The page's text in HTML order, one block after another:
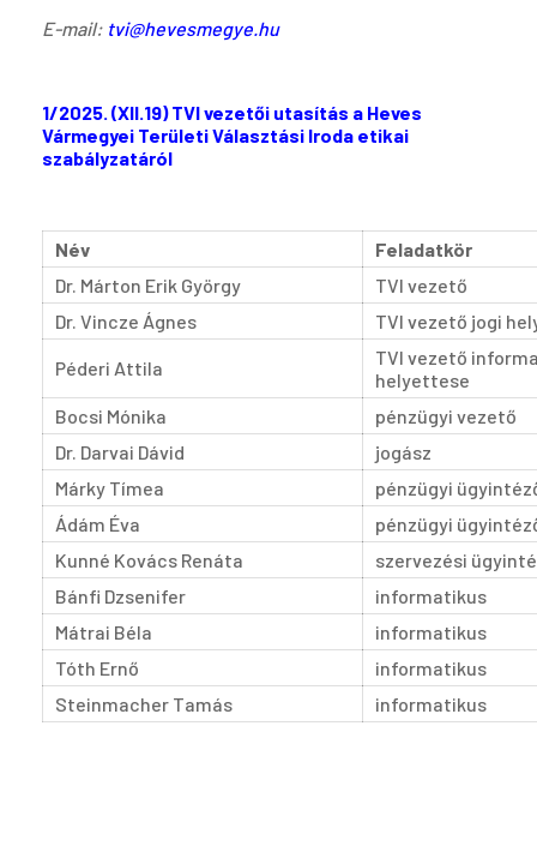
E-mail: tvi@hevesmegye.hu
1/2025. (XII.19) TVI vezetői utasítás a Heves
Vármegyei Területi Választási Iroda etikai
szabályzatáról
Név
Feladatkör
Dr. Márton Erik György
TVI vezető
Dr. Vincze Ágnes
TVI vezető jogi
Péderi Attila
TVI vezető
helyettese
Bocsi Mónika
pénzügyi vezető
Dr. Darvai Dávid
jogász
Márky Tímea
pénzügyi
Ádám Éva
pénzügyi
Kunné Kovács Renáta
szervezési
Bánfi Dzsenifer
informatikus
Mátrai Béla
informatikus
Tóth Ernő
informatikus
Steinmacher Tamás
informatikus